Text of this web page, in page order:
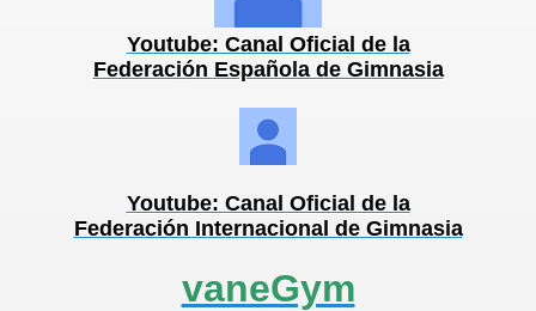
Youtube: Canal Oficial de la
Federación Española de Gimnasia
Youtube: Canal Oficial de la
Federación Internacional de Gimnasia
vaneGym